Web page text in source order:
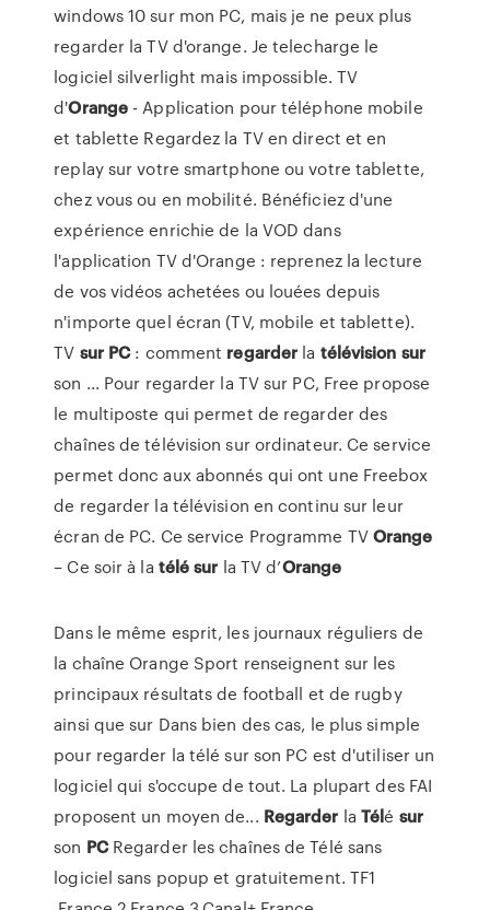
windows 10 sur mon PC, mais je ne peux plus
regarder la TV d'orange. Je telecharge le
logiciel silverlight mais impossible. TV
d'Orange - Application pour téléphone mobile
et tablette Regardez la TV en direct et en
replay sur votre smartphone ou votre tablette,
chez vous ou en mobilité. Bénéficiez d'une
expérience enrichie de la VOD dans
l'application TV d'Orange : reprenez la lecture
de vos vidéos achetées ou louées depuis
n'importe quel écran (TV, mobile et tablette).
TV sur PC: comment regarder la télévision sur
son ... Pour regarder la TV sur PC, Free propose
le multiposte qui permet de regarder des
chaînes de télévision sur ordinateur. Ce service
permet donc aux abonnés qui ont une Freebox
de regarder la télévision en continu sur leur
écran de PC. Ce service Programme TVOrange
– Ce soir à la télé sur la TV d’Orange
Dans le même esprit, les journaux réguliers de
la chaîne Orange Sport renseignent sur les
principaux résultats de football et de rugby
ainsi que sur Dans bien des cas, le plus simple
pour regarder la télé sur son PC est d'utiliser un
logiciel qui s'occupe de tout. La plupart des FAI
proposent un moyen de... Regarder la Télé sur
son PCRegarder les chaînes de Télé sans
logiciel sans popup et gratuitement. TF1